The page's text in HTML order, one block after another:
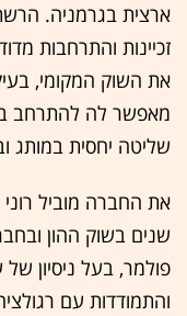
ארצית בגרמניה.
זכיינות והתרחבות
את השוק המקומי,
מאפשר לה להתרחב
שליטה יחסית במותג
את החברה מוביל
שנים בשוק ההון
פולמר, בעל ניסיון
והתמודדות עם